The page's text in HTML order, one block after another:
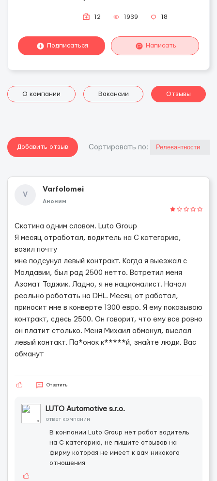
12 1939 18
Подписаться Написать
О компании Вакансии Отзывы
Добавить отзыв Cортировать по:
V
Varfolomei
Аноним
Скатина одним словом. Luto Group
Я месяц отработал, водитель на С категорию,
возил почту
мне подсунул левый контракт. Когда я выезжал с
Молдавии, был рад 2500 нетто. Встретил меня
Азамат Таджик. Ладно, я не националист. Начал
реально работать на DHL. Месяц от работал,
приносит мне в конверте 1300 евро. Я ему показываю
контракт, сдесь 2500. Он говорит, что ему все ровно
он платит столько. Меня Михаил обманул, выслал
левый контакт. Па*онок к*****й, знайте люди. Вас
обманут
Ответить
LUTO Automotive s.r.o.
ответ компании
В конпании Luto Group нет работ водитель
на С категорию, не пишите отзывов на
фирму которая не имеет к вам никакого
отношения